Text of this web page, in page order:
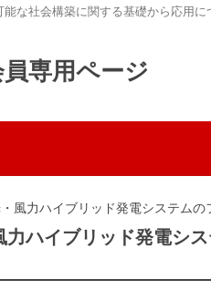
な社会構築に関する基礎から応用
専用ページ
風力ハイブリッド発電システム
ハイブリッド発電シ